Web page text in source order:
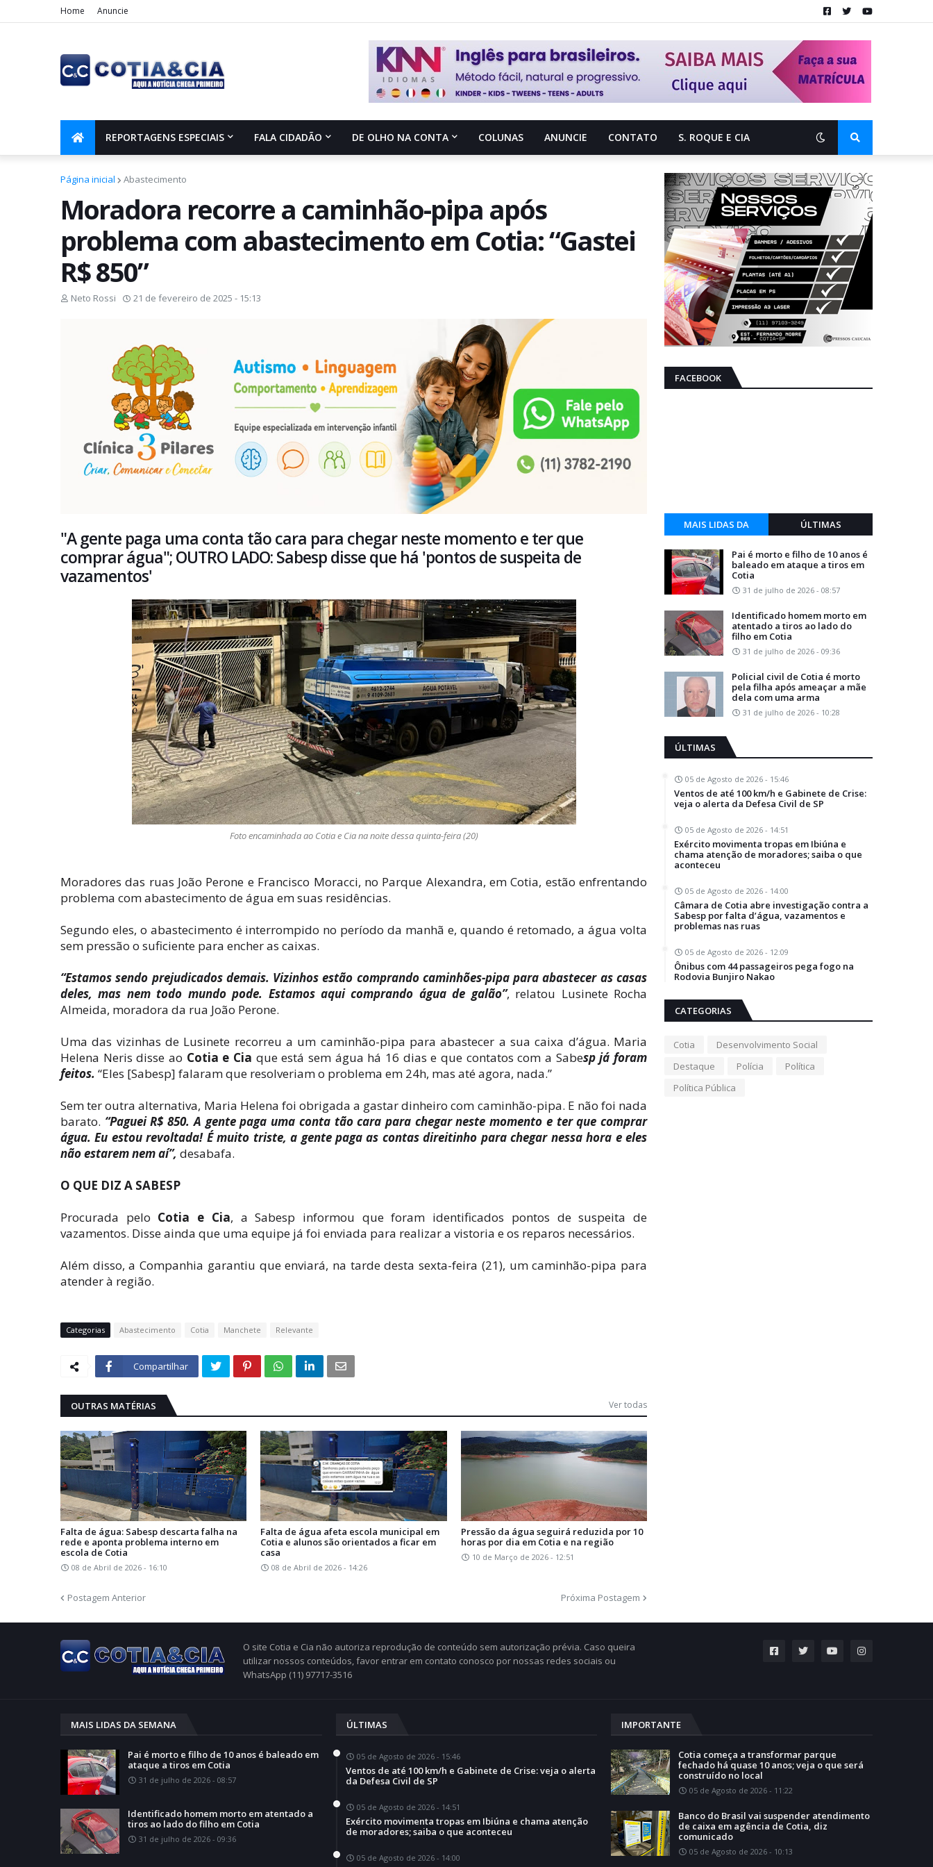
Home Anuncie
REPORTAGENS ESPECIAIS FALA CIDADÃO DE OLHO NA CONTA COLUNAS ANUNCIE CONTATO S. ROQUE E CIA
Página inicial Abastecimento
Moradora recorre a caminhão-pipa após
problema com abastecimento em Cotia: “Gastei
R$ 850”
Neto Rossi 21 de fevereiro de 2025 - 15:13
"A gente paga uma conta tão cara para chegar neste momento e ter que
comprar água"; OUTRO LADO: Sabesp disse que há 'pontos de suspeita de
vazamentos'
Foto encaminhada ao Cotia e Cia na noite dessa quinta-feira (20)
Moradores das ruas João Perone e Francisco Moracci, no Parque Alexandra, em Cotia, estão enfrentando
problema com abastecimento de água em suas residências.
Segundo eles, o abastecimento é interrompido no período da manhã e, quando é retomado, a água volta
sem pressão o suficiente para encher as caixas.
“Estamos sendo prejudicados demais. Vizinhos estão comprando caminhões-pipa para abastecer as casas
deles, mas nem todo mundo pode. Estamos aqui comprando água de galão”, relatou Lusinete Rocha
Almeida, moradora da rua João Perone.
Uma das vizinhas de Lusinete recorreu a um caminhão-pipa para abastecer a sua caixa d’água. Maria
Helena Neris disse ao Cotia e Cia que está sem água há 16 dias e que contatos com a Sabesp já foram
feitos. “Eles [Sabesp] falaram que resolveriam o problema em 24h, mas até agora, nada.”
Sem ter outra alternativa, Maria Helena foi obrigada a gastar dinheiro com caminhão-pipa. E não foi nada
barato. “Paguei R$ 850. A gente paga uma conta tão cara para chegar neste momento e ter que comprar
água. Eu estou revoltada! É muito triste, a gente paga as contas direitinho para chegar nessa hora e eles
não estarem nem aí”, desabafa.
O QUE DIZ A SABESP
Procurada pelo Cotia e Cia, a Sabesp informou que foram identificados pontos de suspeita de
vazamentos. Disse ainda que uma equipe já foi enviada para realizar a vistoria e os reparos necessários.
Além disso, a Companhia garantiu que enviará, na tarde desta sexta-feira (21), um caminhão-pipa para
atender à região.
Categorias Abastecimento Cotia Manchete Relevante
Compartilhar
OUTRAS MATÉRIAS Ver todas
Falta de água: Sabesp descarta falha na
rede e aponta problema interno em
escola de Cotia
08 de Abril de 2026 - 16:10
Falta de água afeta escola municipal em
Cotia e alunos são orientados a ficar em
casa
08 de Abril de 2026 - 14:26
Pressão da água seguirá reduzida por 10
horas por dia em Cotia e na região
10 de Março de 2026 - 12:51
Postagem Anterior Próxima Postagem
FACEBOOK
MAIS LIDAS DA
SEMANA
ÚLTIMAS
Pai é morto e filho de 10 anos é
baleado em ataque a tiros em
Cotia
31 de julho de 2026 - 08:57
Identificado homem morto em
atentado a tiros ao lado do
filho em Cotia
31 de julho de 2026 - 09:36
Policial civil de Cotia é morto
pela filha após ameaçar a mãe
dela com uma arma
31 de julho de 2026 - 10:28
ÚLTIMAS
05 de Agosto de 2026 - 15:46
Ventos de até 100 km/h e Gabinete de Crise:
veja o alerta da Defesa Civil de SP
05 de Agosto de 2026 - 14:51
Exército movimenta tropas em Ibiúna e
chama atenção de moradores; saiba o que
aconteceu
05 de Agosto de 2026 - 14:00
Câmara de Cotia abre investigação contra a
Sabesp por falta d’água, vazamentos e
problemas nas ruas
05 de Agosto de 2026 - 12:09
Ônibus com 44 passageiros pega fogo na
Rodovia Bunjiro Nakao
CATEGORIAS
Cotia
Desenvolvimento Social
Destaque
Polícia
Política
Política Pública
O site Cotia e Cia não autoriza reprodução de conteúdo sem autorização prévia. Caso queira
utilizar nossos conteúdos, favor entrar em contato conosco por nossas redes sociais ou
WhatsApp (11) 97717-3516
MAIS LIDAS DA SEMANA
Pai é morto e filho de 10 anos é baleado em
ataque a tiros em Cotia
31 de julho de 2026 - 08:57
Identificado homem morto em atentado a
tiros ao lado do filho em Cotia
31 de julho de 2026 - 09:36
ÚLTIMAS
05 de Agosto de 2026 - 15:46
Ventos de até 100 km/h e Gabinete de Crise: veja o alerta
da Defesa Civil de SP
05 de Agosto de 2026 - 14:51
Exército movimenta tropas em Ibiúna e chama atenção
de moradores; saiba o que aconteceu
05 de Agosto de 2026 - 14:00
IMPORTANTE
Cotia começa a transformar parque
fechado há quase 10 anos; veja o que será
construído no local
05 de Agosto de 2026 - 11:22
Banco do Brasil vai suspender atendimento
de caixa em agência de Cotia, diz
comunicado
05 de Agosto de 2026 - 10:13